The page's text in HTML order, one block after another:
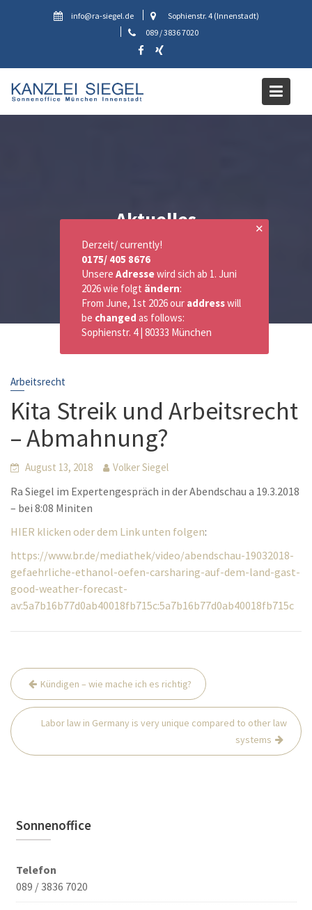
info@ra-siegel.de
Sophienstr. 4 (Innenstadt)
089 / 3836 7020
Aktuelles
Arbeitsrecht
Kita Streik und Arbeitsrecht
– Abmahnung?
August 13, 2018 Volker Siegel
Ra Siegel im Expertengespräch in der Abendschau a 19.3.2018
– bei 8:08 Miniten
HIER klicken oder dem Link unten folgen:
https://www.br.de/mediathek/video/abendschau-19032018-
gefaehrliche-ethanol-oefen-carsharing-auf-dem-land-gast-
good-weather-forecast-
av:5a7b16b77d0ab40018fb715c:5a7b16b77d0ab40018fb715c
Beitrags-
Navigation
Kündigen – wie mache ich es richtig?
Labor law in Germany is very unique compared to other law
systems
Sonnenoffice
Telefon
089 / 3836 7020
✕
Derzeit/ currently!
0175/ 405 8676
Unsere Adressewird sich ab 1. Juni
2026 wie folgt ändern:
From June, 1st 2026 our addresswill
be changed as follows:
Sophienstr. 4 | 80333 München